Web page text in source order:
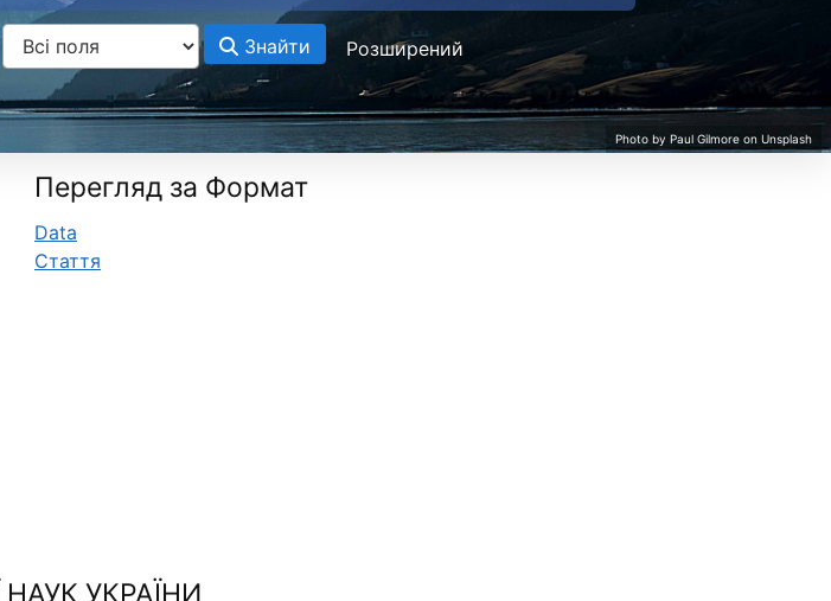
Знайти Розширений
Перегляд за Формат
Data
Стаття
УКРАЇНИ